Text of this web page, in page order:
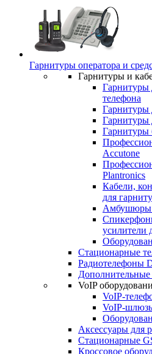
Гарнитуры оператора и
Гарнитуры и
Гарнитуры
телефона
Гарнитуры
Гарнитуры
Гарнитуры
Accutone
Plantronics
Кабели,
для
Амбушюры
усилители
Стационарные
Радиотелефоны
VoIP
VoIP-
VoIP-
Аксессуары для
Стационарные
Кроссовое